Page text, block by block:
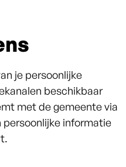
je persoonlijke
beschikbaar
met de gemeente via
informatie